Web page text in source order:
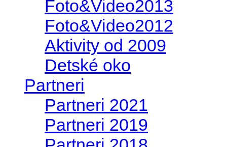
Foto&Video2013
Foto&Video2012
Aktivity od 2009
Detské oko
Partneri
Partneri 2021
Partneri 2019